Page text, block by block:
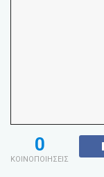
0
ΚΟΙΝΟΠΟΙΗΣΕΙΣ